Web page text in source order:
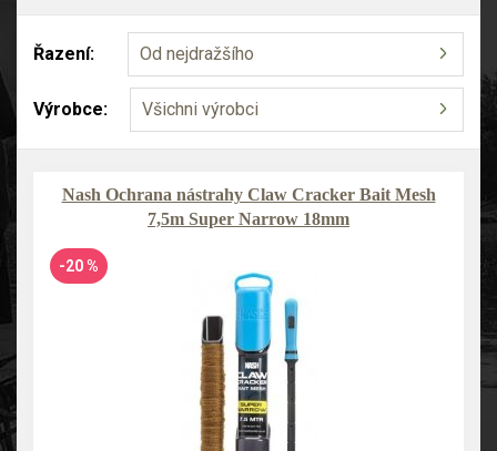
Řazení: Od nejdražšího
Výrobce: Všichni výrobci
Nash Ochrana nástrahy Claw Cracker Bait Mesh
7,5m Super Narrow 18mm
-20 %